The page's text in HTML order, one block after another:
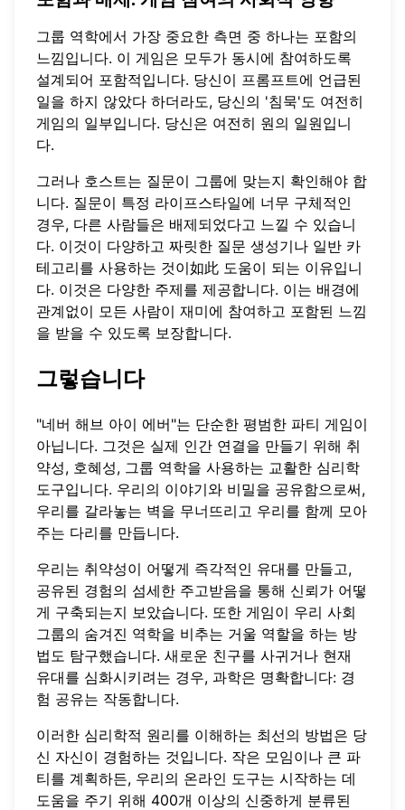
그룹 역학에서 가장 중요한 측면 중 하나는 포함의
느낌입니다. 이 게임은 모두가 동시에 참여하도록
설계되어 포함적입니다. 당신이 프롬프트에 언급된
일을 하지 않았다 하더라도, 당신의 '침묵'도 여전히
게임의 일부입니다. 당신은 여전히 원의 일원입니
다.
그러나 호스트는 질문이 그룹에 맞는지 확인해야 합
니다. 질문이 특정 라이프스타일에 너무 구체적인
경우, 다른 사람들은 배제되었다고 느낄 수 있습니
다. 이것이 다양하고 짜릿한 질문 생성기나 일반 카
테고리를 사용하는 것이如此 도움이 되는 이유입니
다. 이것은 다양한 주제를 제공합니다. 이는 배경에
관계없이 모든 사람이 재미에 참여하고 포함된 느낌
을 받을 수 있도록 보장합니다.
그렇습니다
"네버 해브 아이 에버"는 단순한 평범한 파티 게임이
아닙니다. 그것은 실제 인간 연결을 만들기 위해 취
약성, 호혜성, 그룹 역학을 사용하는 교활한 심리학
도구입니다. 우리의 이야기와 비밀을 공유함으로써,
우리를 갈라놓는 벽을 무너뜨리고 우리를 함께 모아
주는 다리를 만듭니다.
우리는 취약성이 어떻게 즉각적인 유대를 만들고,
공유된 경험의 섬세한 주고받음을 통해 신뢰가 어떻
게 구축되는지 보았습니다. 또한 게임이 우리 사회
그룹의 숨겨진 역학을 비추는 거울 역할을 하는 방
법도 탐구했습니다. 새로운 친구를 사귀거나 현재
유대를 심화시키려는 경우, 과학은 명확합니다: 경
험 공유는 작동합니다.
이러한 심리학적 원리를 이해하는 최선의 방법은 당
신 자신이 경험하는 것입니다. 작은 모임이나 큰 파
티를 계획하든, 우리의 온라인 도구는 시작하는 데
도움을 주기 위해 400개 이상의 신중하게 분류된